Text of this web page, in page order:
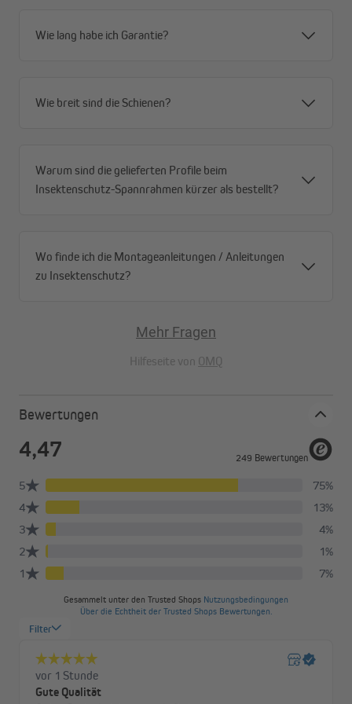
Schwarzes Fiberglasnetz mit PVC-Beschichtung (120
Luftzirkulation und schränkt die Sicht nicht ein
Manuell bedienbar mittels Griff
Optional: Vorbohren der Führungsschienen möglich
Produkt wird in Einzelteilen zur Selbstmontage
geliefert
Wie lang habe ich Garantie?
Wie breit sind die Schienen?
Warum sind die gelieferten Profile beim
Insektenschutz-Spannrahmen kürzer als bestellt?
Wo finde ich die Montageanleitungen / Anleitungen
zu Insektenschutz?
Mehr Fragen
Hilfeseite von OMQ
Bewertungen